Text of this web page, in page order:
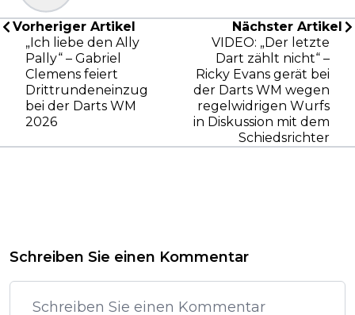
Vorheriger Artikel
„Ich liebe den Ally
Pally“ – Gabriel
Clemens feiert
Drittrundeneinzug
bei der Darts WM
2026
Nächster Artikel
VIDEO: „Der letzte
Dart zählt nicht“ –
Ricky Evans gerät bei
der Darts WM wegen
regelwidrigen Wurfs
in Diskussion mit dem
Schiedsrichter
Schreiben Sie einen Kommentar